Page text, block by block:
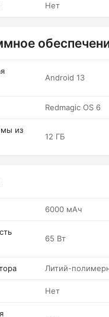
Нет
Android 13
Redmagic OS 6
из
12 ГБ
6000 мАч
65 Вт
Литий-
Нет